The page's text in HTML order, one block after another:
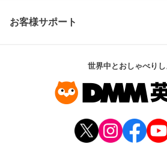
お客様サポート
世界中とおしゃべりし